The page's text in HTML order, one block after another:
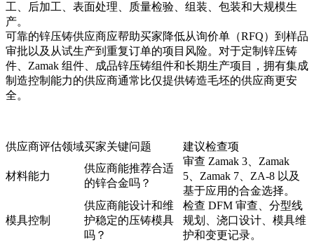
工、后加工、表面处理、质量检验、组装、包装和大规模生
产。
可靠的锌压铸供应商应帮助买家降低从询价单（RFQ）到样品
审批以及从试生产到重复订单的项目风险。对于定制锌压铸
件、Zamak 组件、成品锌压铸组件和长期生产项目，拥有集成
制造控制能力的供应商通常比仅提供铸造毛坯的供应商更安
全。
供应商评估领域买家关键问题 建议检查项
材料能力
供应商能推荐合适
的锌合金吗？
审查 Zamak 3、Zamak
5、Zamak 7、ZA-8 以及
基于应用的合金选择。
模具控制
供应商能设计和维
护稳定的压铸模具
吗？
检查 DFM 审查、分型线
规划、浇口设计、模具维
护和变更记录。